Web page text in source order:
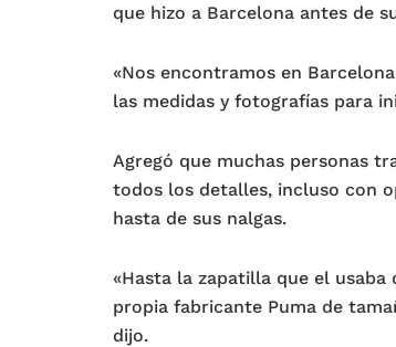
que hizo a Barcelona antes de
«Nos encontramos en
las medidas y fotografías para
Agregó que muchas personas
todos los detalles, incluso con
hasta de sus nalgas.
«Hasta la zapatilla que el
propia fabricante Puma de
dijo.